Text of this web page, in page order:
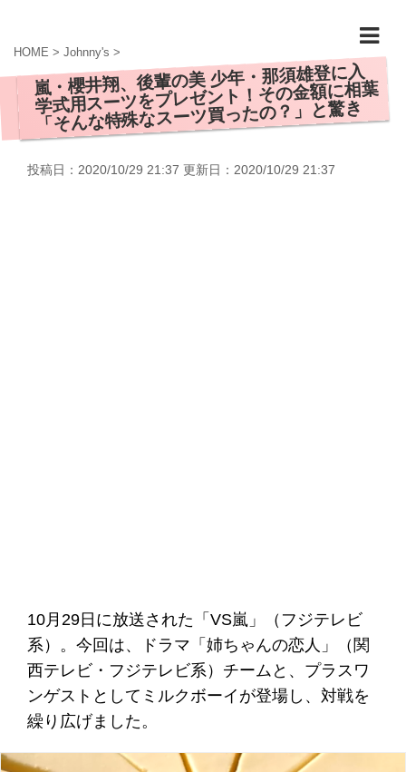
HOME > Johnny's >
嵐・櫻井翔、後輩の美 少年・那須雄登に入
学式用スーツをプレゼント！その金額に相葉
「そんな特殊なスーツ買ったの？」と驚き
投稿日：2020/10/29 21:37 更新日： 2020/10/29 21:37
10月29日に放送された「VS嵐」（フジテレビ
系）。今回は、ドラマ「姉ちゃんの恋人」（関
西テレビ・フジテレビ系）チームと、プラスワ
ンゲストとしてミルクボーイが登場し、対戦を
繰り広げました。